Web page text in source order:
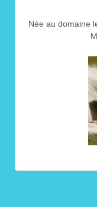
Née au domaine